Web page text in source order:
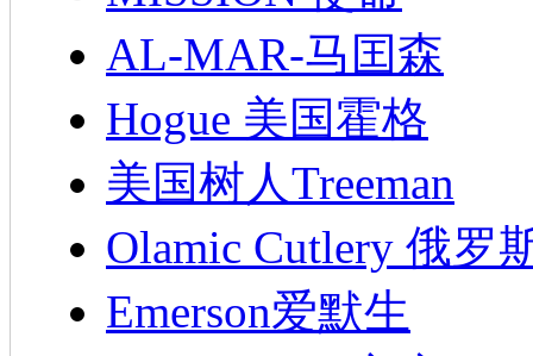
AL-MAR-马囯森
Hogue 美国霍格
美国树人Treeman
Olamic Cutlery 俄罗
Emerson爱默生